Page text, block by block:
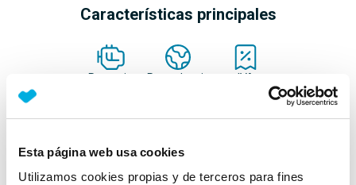
Esta página web usa cookies
Utilizamos cookies propias y de terceros para fines
Características principales
Potencia Procedencia IVA
Deducible
Nº Asientos
5
Matriculación
18/04/2023 Delantera